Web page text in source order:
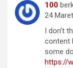
100
24
I don’t
content
some
https://